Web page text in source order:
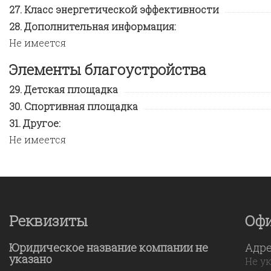
Класс энергетической эффективности
Дополнительная информация:
Не имеется
Элементы благоустройства
Детская площадка
Спортивная площадка
Другое:
Не имеется
Реквизиты
Юридическое название компании не
указано Не